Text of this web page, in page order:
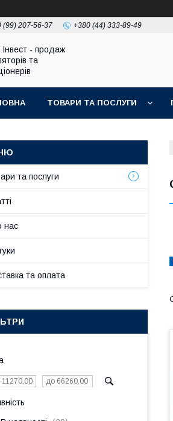
(99) 207-56-37 +380 (44) 333-89-49
Інвест - продаж
та
ТОВАРИ ТА ПОСЛУГИ
та послуги
нас
та оплата